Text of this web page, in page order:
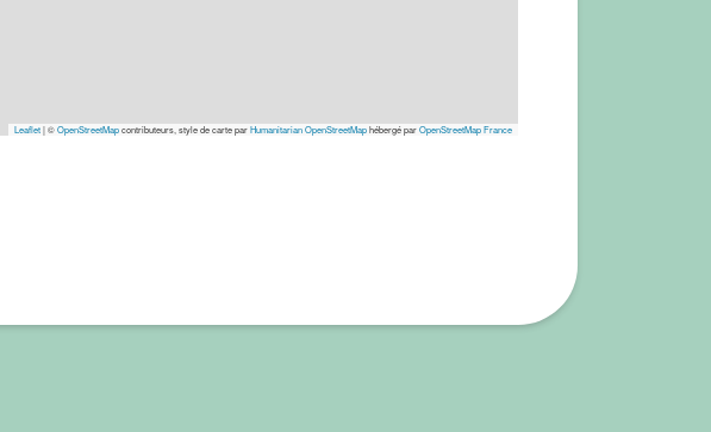
Leaflet|©OpenStreetMapcontributeurs, style de carte parHumanitarian OpenStreetMaphébergé parOpenStreetMap France